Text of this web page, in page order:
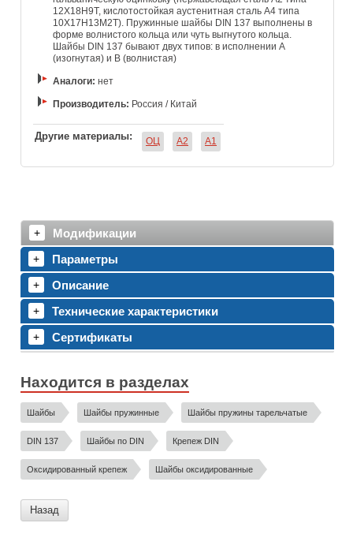
12Х18Н9Т, кислотостойкая аустенитная сталь А4 типа
10Х17Н13М2Т). Пружинные шайбы DIN 137 выполнены в
форме волнистого кольца или чуть выгнутого кольца.
Шайбы DIN 137 бывают двух типов: в исполнении А
(изогнутая) и В (волнистая)
Аналоги: нет
Производитель: Россия / Китай
Другие материалы: ОЦ A2 A1
Модификации
Параметры
Описание
Технические характеристики
Сертификаты
Находится в разделах
Шайбы Шайбы пружинные Шайбы пружины тарельчатые
DIN 137 Шайбы по DIN Крепеж DIN
Оксидированный крепеж Шайбы оксидированные
Назад